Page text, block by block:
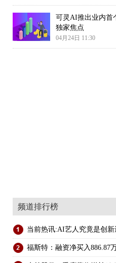
可灵AI推出业内首
独家焦点
04月24日 11:30
频道排行榜
当前热讯:AI艺人究竟是创新